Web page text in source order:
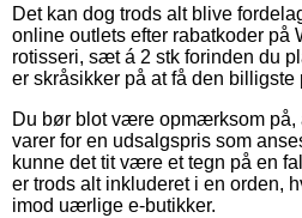
Det kan dog trods alt blive
online outlets efter rabatkoder på
rotisseri, sæt á 2 stk forinden du
er skråsikker på at få den billigste
Du bør blot være opmærksom på,
varer for en udsalgspris som
kunne det tit være et tegn på en
er trods alt inkluderet i en orden,
imod uærlige e-butikker.